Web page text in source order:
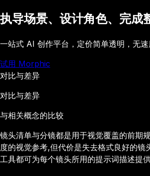
执导场景、设计角色、完成
一站式 AI 创作平台，定价简单透明，无
试用 Morphic
对比与差异
对比与差异
与相关概念的比较
镜头清单与分镜都是用于视觉覆盖的前期
度的视觉参考,但代价是失去格式良好的
工具都可为每个镜头所用的提示词描述提供